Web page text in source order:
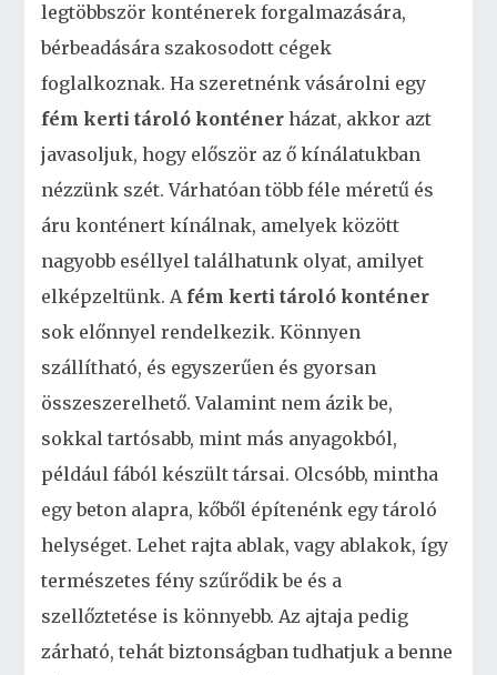
legtöbbször konténerek forgalmazására,
bérbeadására szakosodott cégek
foglalkoznak. Ha szeretnénk vásárolni egy
fém kerti tároló konténer házat, akkor azt
javasoljuk, hogy először az ő kínálatukban
nézzünk szét. Várhatóan több féle méretű és
áru konténert kínálnak, amelyek között
nagyobb eséllyel találhatunk olyat, amilyet
elképzeltünk. A fém kerti tároló konténer
sok előnnyel rendelkezik. Könnyen
szállítható, és egyszerűen és gyorsan
összeszerelhető. Valamint nem ázik be,
sokkal tartósabb, mint más anyagokból,
például fából készült társai. Olcsóbb, mintha
egy beton alapra, kőből építenénk egy tároló
helységet. Lehet rajta ablak, vagy ablakok, így
természetes fény szűrődik be és a
szellőztetése is könnyebb. Az ajtaja pedig
zárható, tehát biztonságban tudhatjuk a benne